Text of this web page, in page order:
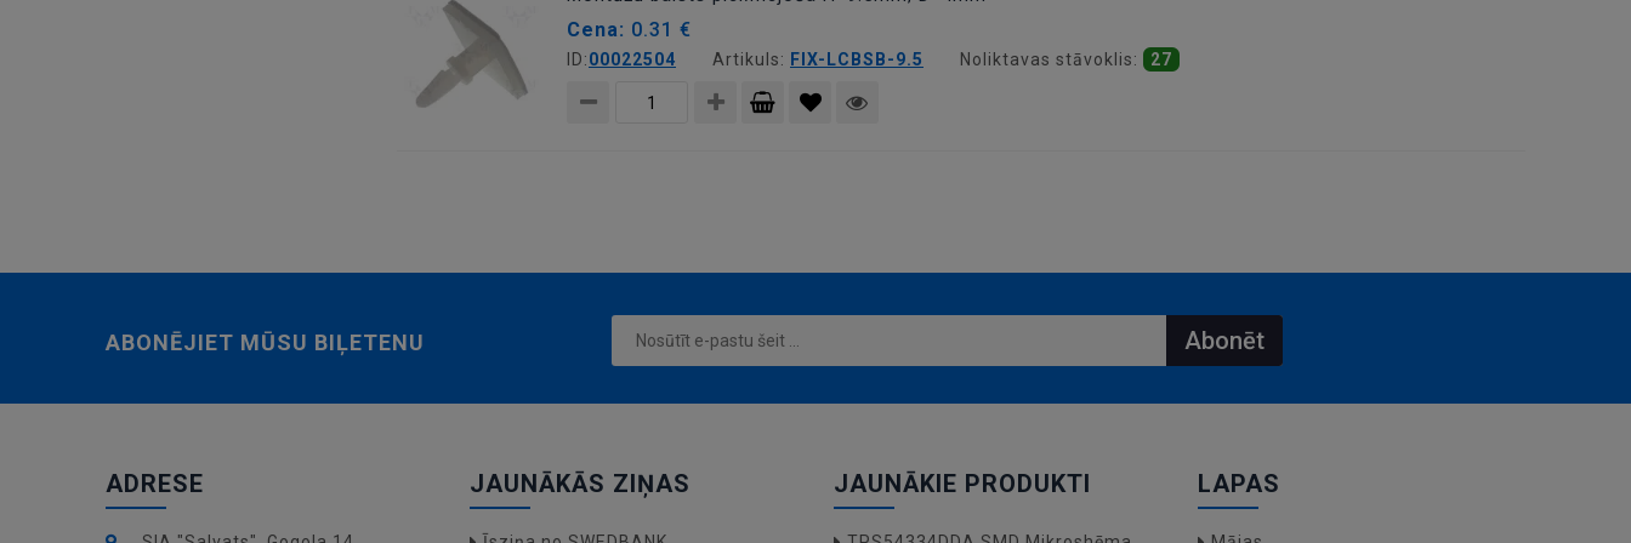
Cena: 0.31 €
ID:00022504 Artikuls: FIX-LCBSB-9.5 Noliktavas stāvoklis: 27
ABONĒJIET MŪSU BIĻETENU Abonēt
ADRESE JAUNĀKĀS ZIŅAS JAUNĀKIE PRODUKTI LAPAS